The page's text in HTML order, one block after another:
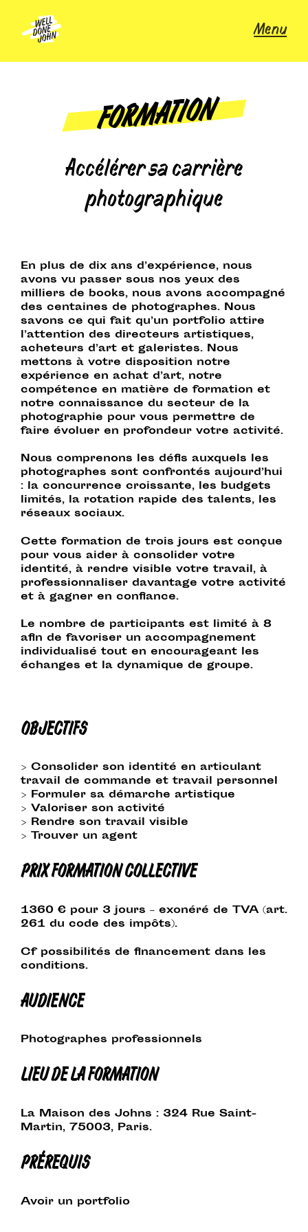
content
Menu
FORMATION
Accélérer sa carrière
photographique
En plus de dix ans d’expérience, nous
avons vu passer sous nos yeux des
milliers de books, nous avons accompagné
des centaines de photographes. Nous
savons ce qui fait qu’un portfolio attire
l’attention des directeurs artistiques,
acheteurs d’art et galeristes. Nous
mettons à votre disposition notre
expérience en achat d’art, notre
compétence en matière de formation et
notre connaissance du secteur de la
photographie pour vous permettre de
faire évoluer en profondeur votre activité.
Nous comprenons les défis auxquels les
photographes sont confrontés aujourd’hui
: la concurrence croissante, les budgets
limités, la rotation rapide des talents, les
réseaux sociaux.
Cette formation de trois jours est conçue
pour vous aider à consolider votre
identité, à rendre visible votre travail, à
professionnaliser davantage votre activité
et à gagner en confiance.
Le nombre de participants est limité à 8
afin de favoriser un accompagnement
individualisé tout en encourageant les
échanges et la dynamique de groupe.
OBJECTIFS
> Consolider son identité en articulant
travail de commande et travail personnel
> Formuler sa démarche artistique
> Valoriser son activité
> Rendre son travail visible
> Trouver un agent
PRIX FORMATION COLLECTIVE
1360 € pour 3 jours – exonéré de TVA (art.
261 du code des impôts).
Cf possibilités de financement dans les
conditions.
AUDIENCE
Photographes professionnels
LIEU DE LA FORMATION
La Maison des Johns : 324 Rue Saint-
Martin, 75003, Paris.
PRÉREQUIS
Avoir un portfolio